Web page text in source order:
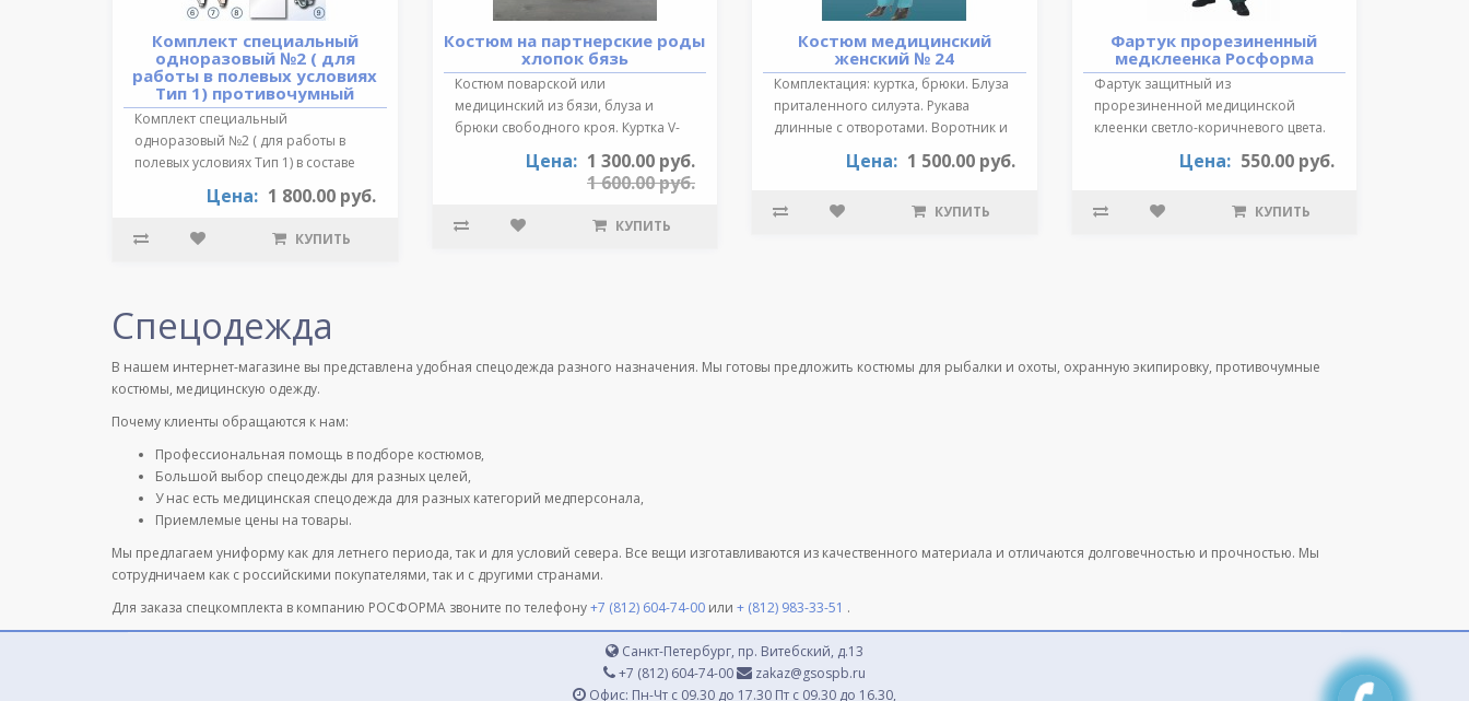
Комплект специальный
одноразовый №2 ( для
работы в полевых условиях
Тип 1) противочумный
Комплект специальный
одноразовый №2 ( для работы в
полевых условиях Тип 1) в составе
Цена: 1 800.00 руб.
КУПИТЬ
Костюм на партнерские роды
хлопок бязь
Костюм поварской или
медицинский из бязи, блуза и
брюки свободного кроя. Куртка V-
Цена: 1 300.00 руб.
1 600.00 руб.
КУПИТЬ
Костюм медицинский
женский № 24
Комплектация: куртка, брюки. Блуза
приталенного силуэта. Рукава
длинные с отворотами. Воротник и
Цена: 1 500.00 руб.
КУПИТЬ
Фартук прорезиненный
медклеенка Росформа
Фартук защитный из
прорезиненной медицинской
клеенки светло-коричневого цвета.
Цена: 550.00 руб.
КУПИТЬ
Спецодежда
В нашем интернет-магазине вы представлена удобная спецодежда разного назначения. Мы готовы предложить костюмы для рыбалки и охоты, охранную экипировку, противочумные
костюмы, медицинскую одежду.
Почему клиенты обращаются к нам:
Профессиональная помощь в подборе костюмов,
Большой выбор спецодежды для разных целей,
У нас есть медицинская спецодежда для разных категорий медперсонала,
Приемлемые цены на товары.
Мы предлагаем униформу как для летнего периода, так и для условий севера. Все вещи изготавливаются из качественного материала и отличаются долговечностью и прочностью. Мы
сотрудничаем как с российскими покупателями, так и с другими странами.
Для заказа спецкомплекта в компанию РОСФОРМА звоните по телефону+7 (812) 604-74-00 или + (812) 983-33-51 .
Санкт-Петербург, пр. Витебский, д.13
+7 (812) 604-74-00
zakaz@gsospb.ru
Офис: Пн-Чт с 09.30 до 17.30 Пт с 09.30 до 16.30,